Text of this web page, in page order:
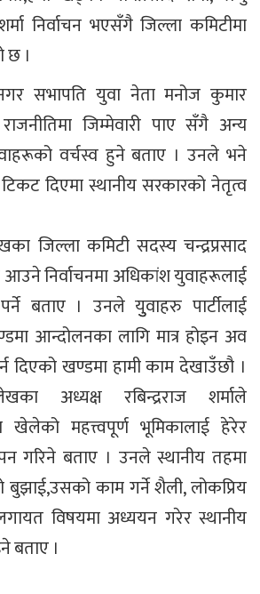
निर्वाचन भएसँगै जिल्ला कमिटीमा
छ ।
सभापति युवा नेता मनोज कुमार
जिम्मेवारी पाए सँगै अन्य
वर्चस्व हुने बताए । उनले भने
टिकट दिएमा स्थानीय सरकारको नेतृत्व
जिल्ला कमिटी सदस्य चन्द्रप्रसाद
आउने निर्वाचनमा अधिकांश युवाहरूलाई
बताए । उनले युुवाहरु पार्टीलाई
आन्दोलनका लागि मात्र होइन अव
दिएको खण्डमा हामी काम देखाउँछौ ।
अध्यक्ष रबिन्द्रराज शर्माले
खेलेको महत्त्वपूर्ण भूमिकालाई हेरेर
गरिने बताए । उनले स्थानीय तहमा
बुझाई,उसको काम गर्ने शैली, लोकप्रिय
विषयमा अध्ययन गरेर स्थानीय
बताए ।